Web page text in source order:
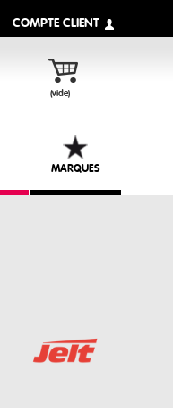
COMPTE CLIENT
(vide)
MARQUES